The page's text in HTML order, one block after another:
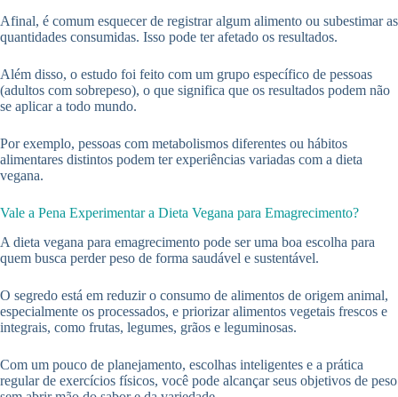
Afinal, é comum esquecer de registrar algum alimento ou subestimar as
quantidades consumidas. Isso pode ter afetado os resultados.
Além disso, o estudo foi feito com um grupo específico de pessoas
(adultos com sobrepeso), o que significa que os resultados podem não
se aplicar a todo mundo.
Por exemplo, pessoas com metabolismos diferentes ou hábitos
alimentares distintos podem ter experiências variadas com a dieta
vegana.
Vale a Pena Experimentar a Dieta Vegana para Emagrecimento?
A dieta vegana para emagrecimento pode ser uma boa escolha para
quem busca perder peso de forma saudável e sustentável.
O segredo está em reduzir o consumo de alimentos de origem animal,
especialmente os processados, e priorizar alimentos vegetais frescos e
integrais, como frutas, legumes, grãos e leguminosas.
Com um pouco de planejamento, escolhas inteligentes e a prática
regular de exercícios físicos, você pode alcançar seus objetivos de peso